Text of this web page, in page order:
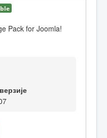
Pack for Joomla!